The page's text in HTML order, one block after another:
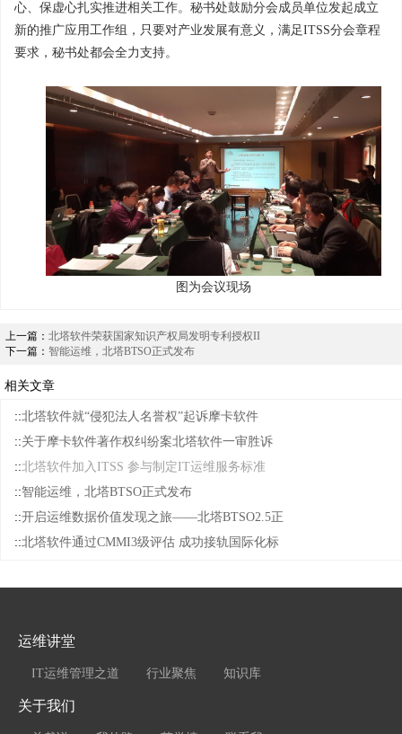
心、保虚心扎实推进相关工作。秘书处鼓励分会成员单位发起成立
新的推广应用工作组，只要对产业发展有意义，满足ITSS分会章程
要求，秘书处都会全力支持。
图为会议现场
上一篇： 北塔软件荣获国家知识产权局发明专利授权II
下一篇： 智能运维，北塔BTSO正式发布
相关文章
::北塔软件就“侵犯法人名誉权”起诉摩卡软件
::关于摩卡软件著作权纠纷案北塔软件一审胜诉
::北塔软件加入ITSS 参与制定IT运维服务标准
::智能运维，北塔BTSO正式发布
::开启运维数据价值发现之旅——北塔BTSO2.5正
::北塔软件通过CMMI3级评估 成功接轨国际化标
运维讲堂
IT运维管理之道 行业聚焦 知识库
关于我们